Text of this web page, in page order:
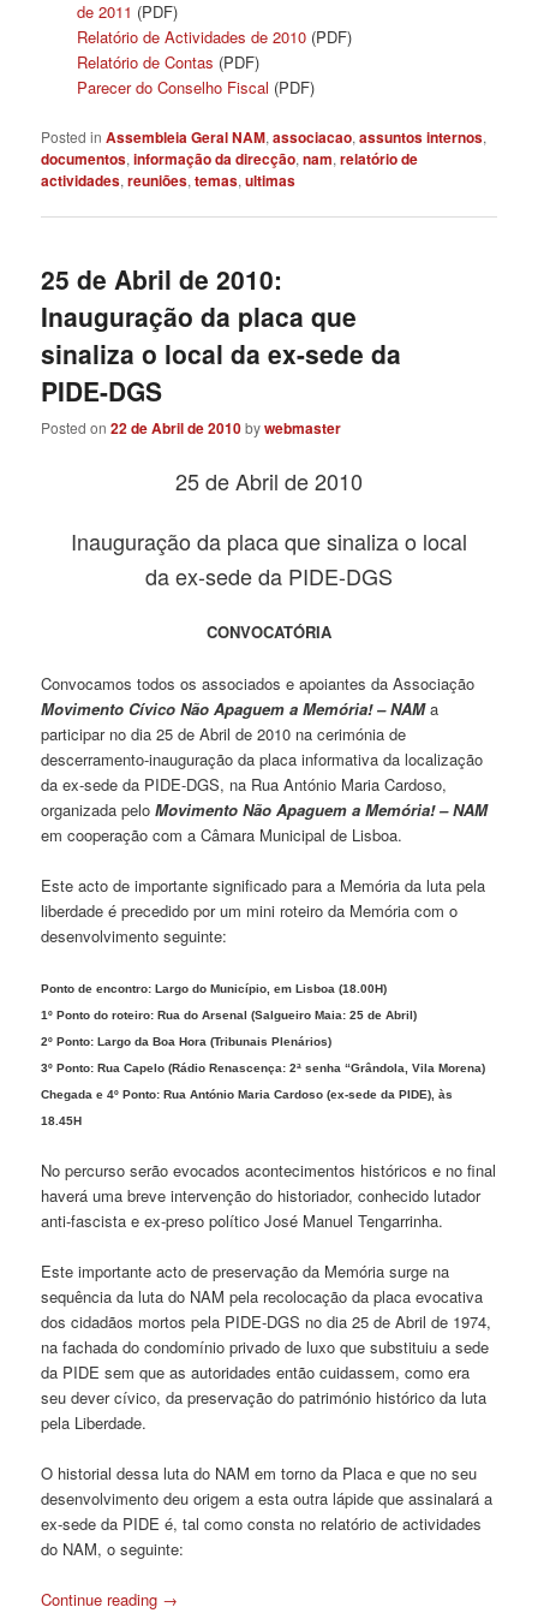
de 2011 (PDF)
Relatório de Actividades de 2010 (PDF)
Relatório de Contas (PDF)
Parecer do Conselho Fiscal (PDF)
Posted in Assembleia Geral NAM,associacao,assuntos internos,
documentos,informação da direcção,nam,relatório de
actividades,reuniões,temas,ultimas
25 de Abril de 2010:
Inauguração da placa que
sinaliza o local da ex-sede da
PIDE-DGS
Posted on22 de Abril de 2010bywebmaster
25 de Abril de 2010
Inauguração da placa que sinaliza o local
da ex-sede da PIDE-DGS
CONVOCATÓRIA
Convocamos todos os associados e apoiantes da Associação
Movimento Cívico Não Apaguem a Memória! – NAMa
participar no dia 25 de Abril de 2010 na cerimónia de
descerramento-inauguração da placa informativa da localização
da ex-sede da PIDE-DGS, na Rua António Maria Cardoso,
organizada peloMovimento Não Apaguem a Memória! – NAM
em cooperação com a Câmara Municipal de Lisboa.
Este acto de importante significado para a Memória da luta pela
liberdade é precedido por um mini roteiro da Memória com o
desenvolvimento seguinte:
Ponto de encontro: Largo do Município, em Lisboa (18.00H)
1º Ponto do roteiro: Rua do Arsenal (Salgueiro Maia: 25 de Abril)
2º Ponto: Largo da Boa Hora (Tribunais Plenários)
3º Ponto: Rua Capelo (Rádio Renascença: 2ª senha “Grândola, Vila Morena)
Chegada e 4º Ponto: Rua António Maria Cardoso (ex-sede da PIDE), às
18.45H
No percurso serão evocados acontecimentos históricos e no final
haverá uma breve intervenção do historiador, conhecido lutador
anti-fascista e ex-preso político José Manuel Tengarrinha.
Este importante acto de preservação da Memória surge na
sequência da luta do NAM pela recolocação da placa evocativa
dos cidadãos mortos pela PIDE-DGS no dia 25 de Abril de 1974,
na fachada do condomínio privado de luxo que substituiu a sede
da PIDE sem que as autoridades então cuidassem, como era
seu dever cívico, da preservação do património histórico da luta
pela Liberdade.
O historial dessa luta do NAM em torno da Placa e que no seu
desenvolvimento deu origem a esta outra lápide que assinalará a
ex-sede da PIDE é, tal como consta no relatório de actividades
do NAM, o seguinte:
Continue reading →